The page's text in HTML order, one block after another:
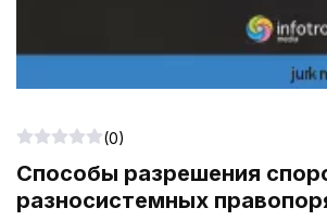
Способы разрешения
разносистемных
(0)